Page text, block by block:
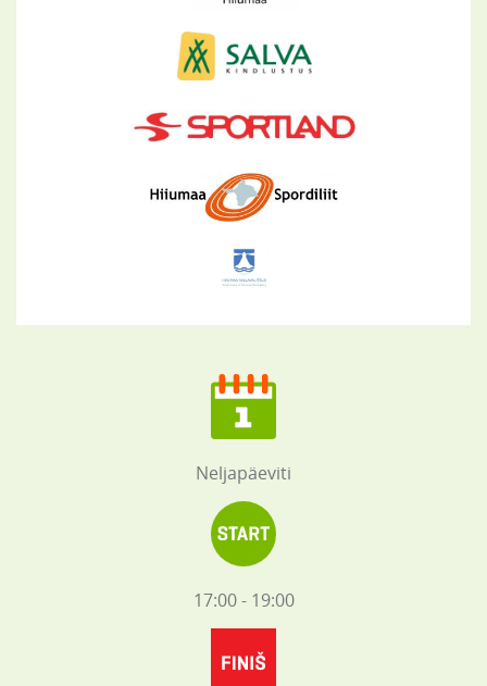
Neljapäeviti
17:00 - 19:00